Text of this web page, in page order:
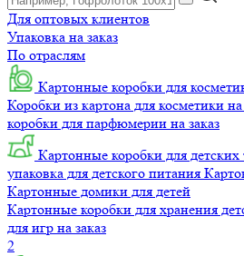
Для оптовых клиентов
Упаковка на заказ
По отраслям
Картонные коробки для
Коробки из картона для косметики на
коробки для парфюмерии на заказ
Картонные коробки для детских
упаковка для детского питания
Картонные домики для детей
Картонные коробки для хранения
для игр на заказ
2